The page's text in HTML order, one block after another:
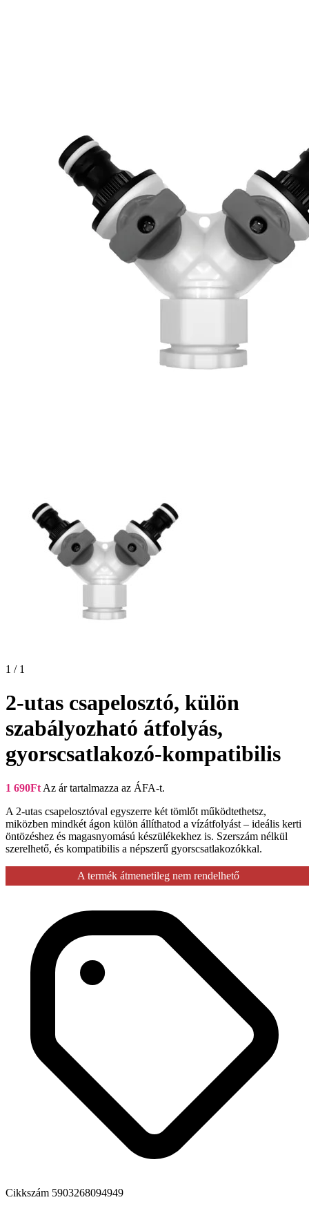
1 / 1
2-utas csapelosztó, külön
szabályozható átfolyás,
gyorscsatlakozó-kompatibilis
1 690Ft Az ár tartalmazza az ÁFA-t.
A 2-utas csapelosztóval egyszerre két tömlőt működtethetsz,
miközben mindkét ágon külön állíthatod a vízátfolyást – ideális kerti
öntözéshez és magasnyomású készülékekhez is. Szerszám nélkül
szerelhető, és kompatibilis a népszerű gyorscsatlakozókkal.
A termék átmenetileg nem rendelhető
Cikkszám 5903268094949